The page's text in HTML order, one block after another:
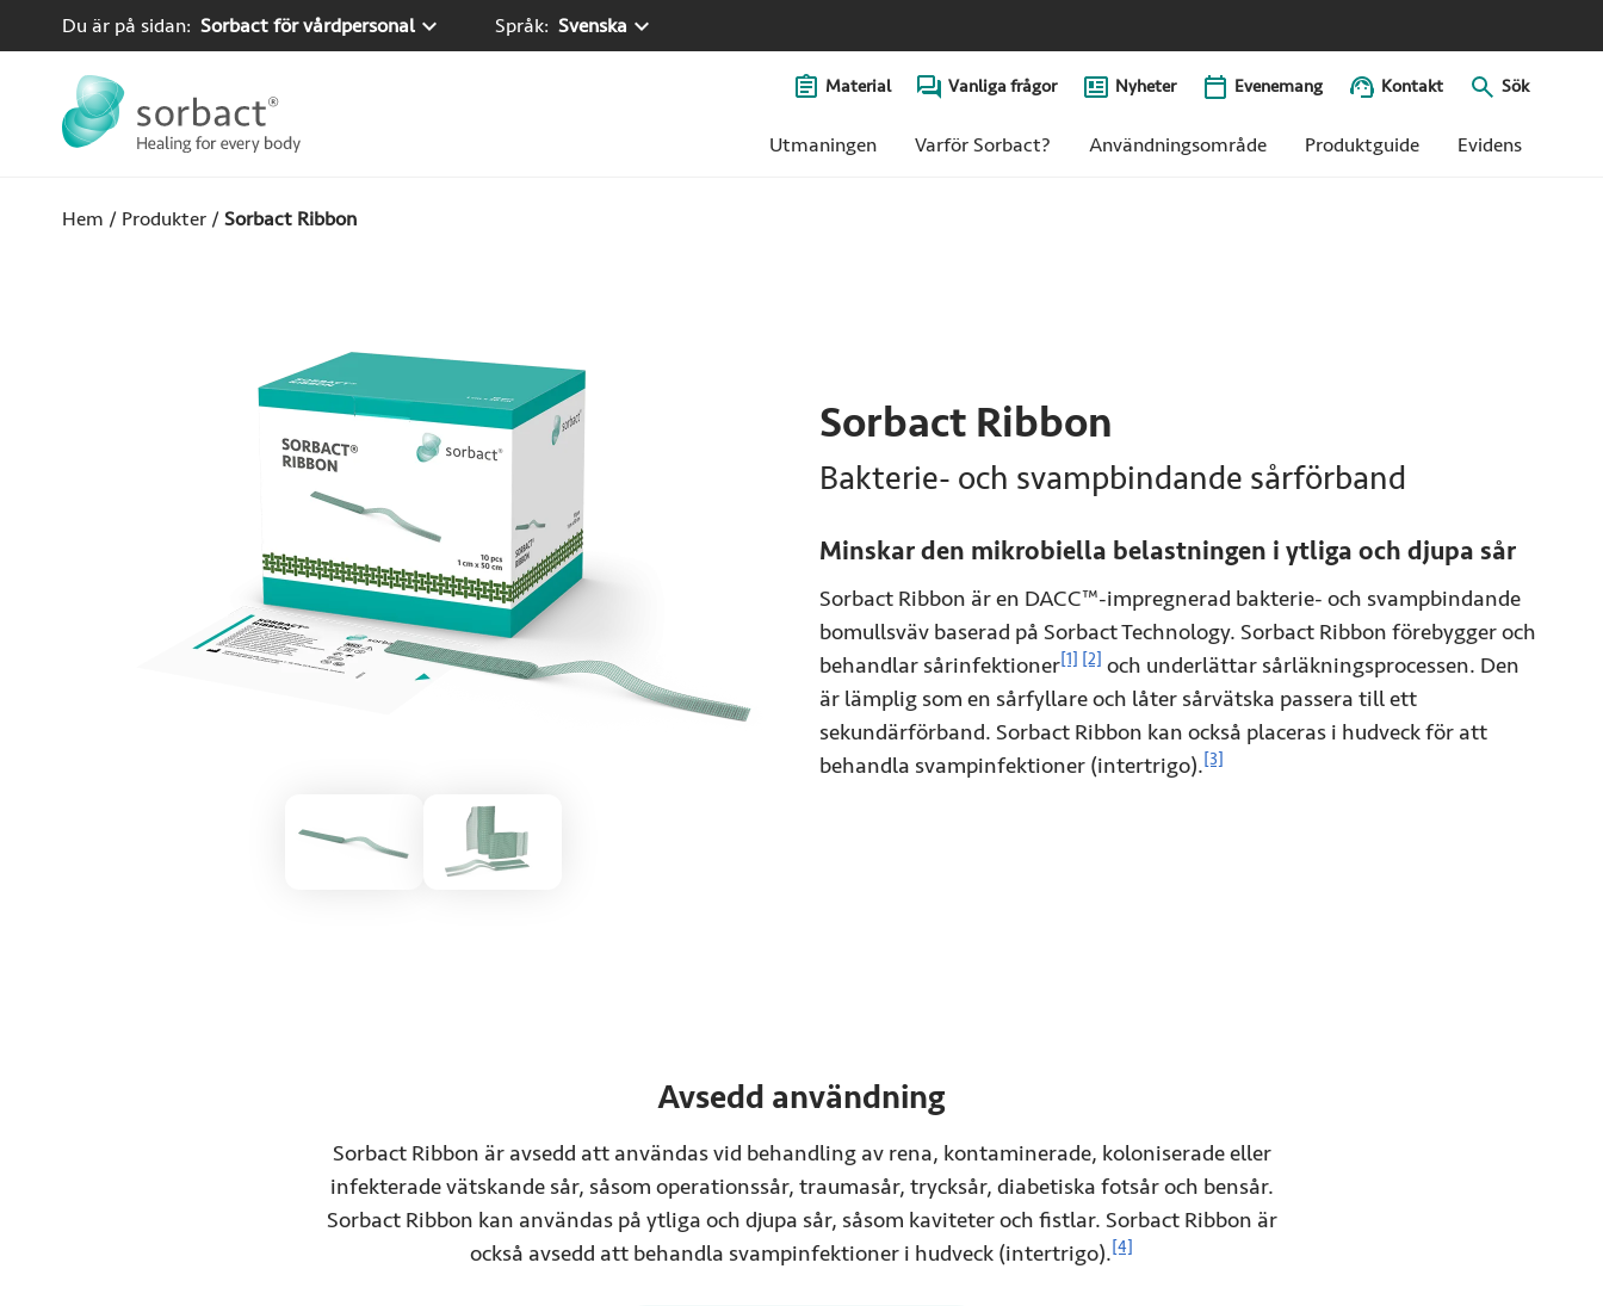
Hoppa till innehåll
Du är på sidan: Sorbact för vårdpersonal Språk: Svenska
Material Vanliga frågor Nyheter Evenemang Kontakt Sök
Utmaningen Varför Sorbact? Användningsområde Produktguide Evidens
Hem / Produkter /Sorbact Ribbon
Sorbact Ribbon
Bakterie- och svampbindande sårförband
Minskar den mikrobiella belastningen i ytliga och djupa sår
Sorbact Ribbon är en DACC™-impregnerad bakterie- och svampbindande
bomullsväv baserad på Sorbact Technology. Sorbact Ribbon förebygger och
behandlar sårinfektioner[1]
Se referensinformation
[2]
Se referensinformation
och underlättar sårläkningsprocessen. Den
är lämplig som en sårfyllare och låter sårvätska passera till ett
sekundärförband. Sorbact Ribbon kan också placeras i hudveck för att
behandla svampinfektioner (intertrigo).[3]
Se referensinformation
Avsedd användning
Sorbact Ribbon är avsedd att användas vid behandling av rena, kontaminerade, koloniserade eller
infekterade vätskande sår, såsom operationssår, traumasår, trycksår, diabetiska fotsår och bensår.
Sorbact Ribbon kan användas på ytliga och djupa sår, såsom kaviteter och fistlar. Sorbact Ribbon är
också avsedd att behandla svampinfektioner i hudveck (intertrigo).[4]
Se referensinformation